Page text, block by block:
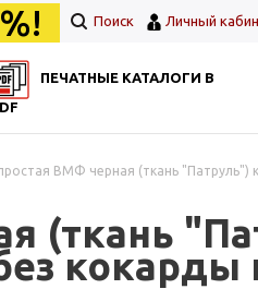
Поиск Личный
ПЕЧАТНЫЕ КАТАЛОГИ В
ВМФ черная (ткань
(ткань